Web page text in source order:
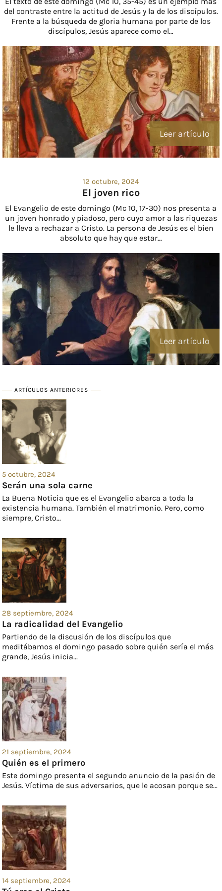
del contraste entre la actitud de Jesús y la de los discípulos.
Frente a la búsqueda de gloria humana por parte de los
discípulos, Jesús aparece como el…
Leer artículo
12 octubre, 2024
El joven rico
El Evangelio de este domingo (Mc 10, 17-30) nos presenta a
un joven honrado y piadoso, pero cuyo amor a las riquezas
le lleva a rechazar a Cristo. La persona de Jesús es el bien
absoluto que hay que estar…
Leer artículo
ARTÍCULOS ANTERIORES
5 octubre, 2024
Serán una sola carne
La Buena Noticia que es el Evangelio abarca a toda la
existencia humana. También el matrimonio. Pero, como
siempre, Cristo...
28 septiembre, 2024
La radicalidad del Evangelio
Partiendo de la discusión de los discípulos que
meditábamos el domingo pasado sobre quién sería el más
grande, Jesús inicia...
21 septiembre, 2024
Quién es el primero
Este domingo presenta el segundo anuncio de la pasión de
Jesús. Víctima de sus adversarios, que le acosan porque se...
14 septiembre, 2024